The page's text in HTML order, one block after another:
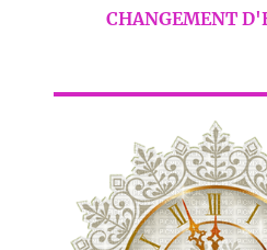
CHANGEMENT